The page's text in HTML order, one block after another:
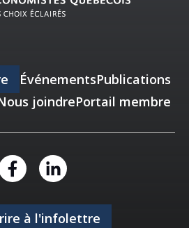
ÉvénementsPublications
joindrePortail membre
à l'infolettre